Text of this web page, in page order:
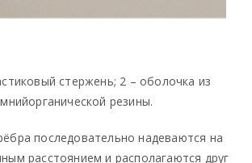
стержень; 2 – оболочка из
резины.
последовательно надеваются на
расстоянием и располагаются друг